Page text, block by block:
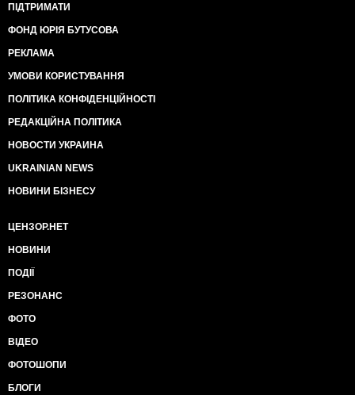
ПІДТРИМАТИ
ФОНД ЮРІЯ БУТУСОВА
РЕКЛАМА
УМОВИ КОРИСТУВАННЯ
ПОЛІТИКА КОНФІДЕНЦІЙНОСТІ
РЕДАКЦІЙНА ПОЛІТИКА
НОВОСТИ УКРАИНА
UKRAINIAN NEWS
НОВИНИ БІЗНЕСУ
ЦЕНЗОР.НЕТ
НОВИНИ
ПОДІЇ
РЕЗОНАНС
ФОТО
ВІДЕО
ФОТОШОПИ
БЛОГИ